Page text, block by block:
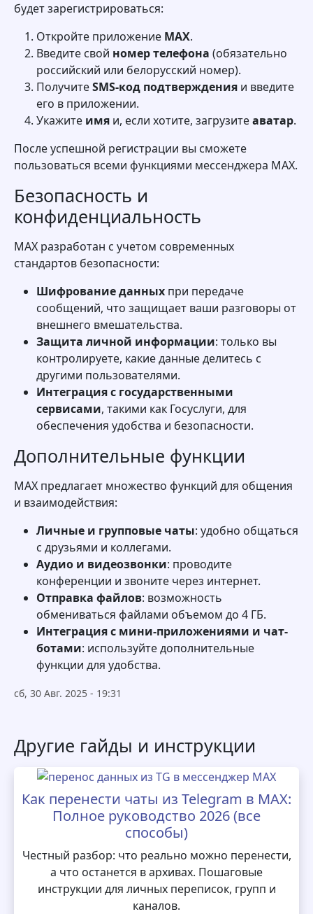
будет зарегистрироваться:
Откройте приложение MAX.
Введите свой номер телефона (обязательно
российский или белорусский номер).
ПолучитеSMS-код подтверждения и введите
его в приложении.
Укажите имя и, если хотите, загрузитеаватар.
После успешной регистрации вы сможете
пользоваться всеми функциями мессенджера MAX.
Безопасность и
конфиденциальность
MAX разработан с учетом современных
стандартов безопасности:
Шифрование данных при передаче
сообщений, что защищает ваши разговоры от
внешнего вмешательства.
Защита личной информации: только вы
контролируете, какие данные делитесь с
другими пользователями.
Интеграция с государственными
сервисами, такими как Госуслуги, для
обеспечения удобства и безопасности.
Дополнительные функции
MAX предлагает множество функций для общения
и взаимодействия:
Личные и групповые чаты: удобно общаться
с друзьями и коллегами.
Аудио и видеозвонки: проводите
конференции и звоните через интернет.
Отправка файлов: возможность
обмениваться файлами объемом до 4 ГБ.
Интеграция с мини-приложениями и чат-
ботами: используйте дополнительные
функции для удобства.
сб, 30 Авг. 2025 - 19:31
Другие гайды и инструкции
Как перенести чаты из Telegram в MAX:
Полное руководство 2026 (все
способы)
Честный разбор: что реально можно перенести,
а что останется в архивах. Пошаговые
инструкции для личных переписок, групп и
каналов.